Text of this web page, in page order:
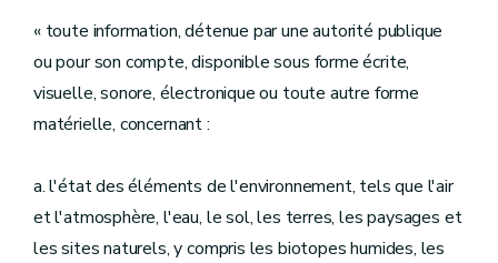
« toute information, détenue par une autorité publique
ou pour son compte, disponible sous forme écrite,
visuelle, sonore, électronique ou toute autre forme
matérielle, concernant :
a. l'état des éléments de l'environnement, tels que l'air
et l'atmosphère, l'eau, le sol, les terres, les paysages et
les sites naturels, y compris les biotopes humides, les